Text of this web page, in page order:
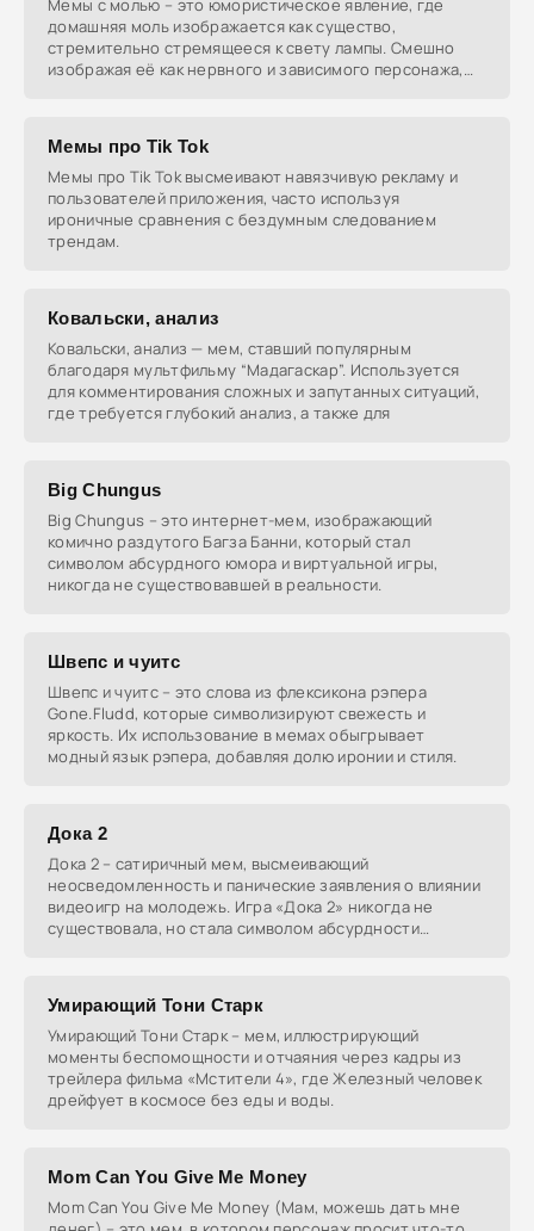
Мемы с молью – это юмористическое явление, где
домашняя моль изображается как существо,
стремительно стремящееся к свету лампы. Смешно
изображая её как нервного и зависимого персонажа,
Мемы про Tik Tok
Мемы про Tik Tok высмеивают навязчивую рекламу и
пользователей приложения, часто используя
ироничные сравнения с бездумным следованием
трендам.
Ковальски, анализ
Ковальски, анализ — мем, ставший популярным
благодаря мультфильму “Мадагаскар”. Используется
для комментирования сложных и запутанных ситуаций,
где требуется глубокий анализ, а также для
Big Chungus
Big Chungus – это интернет-мем, изображающий
комично раздутого Багза Банни, который стал
символом абсурдного юмора и виртуальной игры,
никогда не существовавшей в реальности.
Швепс и чуитс
Швепс и чуитс – это слова из флексикона рэпера
Gone.Fludd, которые символизируют свежесть и
яркость. Их использование в мемах обыгрывает
модный язык рэпера, добавляя долю иронии и стиля.
Дока 2
Дока 2 – сатиричный мем, высмеивающий
неосведомленность и панические заявления о влиянии
видеоигр на молодежь. Игра «Дока 2» никогда не
существовала, но стала символом абсурдности
Умирающий Тони Старк
Умирающий Тони Старк – мем, иллюстрирующий
моменты беспомощности и отчаяния через кадры из
трейлера фильма «Мстители 4», где Железный человек
дрейфует в космосе без еды и воды.
Mom Can You Give Me Money
Mom Can You Give Me Money (Мам, можешь дать мне